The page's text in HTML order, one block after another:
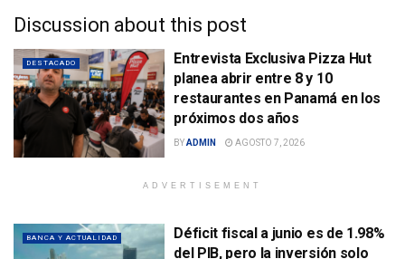
Discussion about this post
DESTACADO
Entrevista Exclusiva Pizza Hut
planea abrir entre 8 y 10
restaurantes en Panamá en los
próximos dos años
BYADMIN AGOSTO 7, 2026
ADVERTISEMENT
BANCA Y ACTUALIDAD
Déficit fiscal a junio es de 1.98%
del PIB, pero la inversión solo